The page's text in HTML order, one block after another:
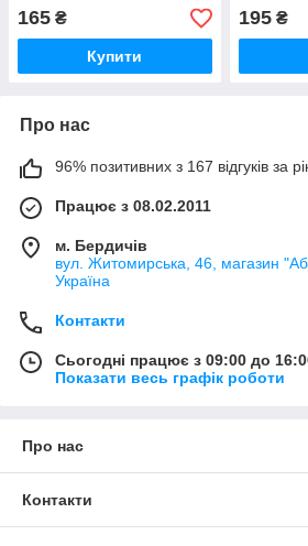
165 ₴
Купити
195₴
Про нас
96% позитивних з 167 відгуків за
Працює з 08.02.2011
м. Бердичів
вул. Житомирська, 46, магазин
Україна
Контакти
Сьогодні працює з 09:00 до
Показати весь графік роботи
Про нас
Контакти